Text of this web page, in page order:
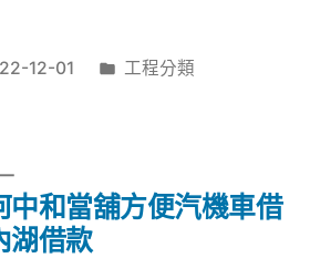
12-01
分
工程分類
下
一
篇
中和當舖方便汽機車借
湖借款